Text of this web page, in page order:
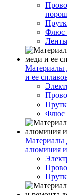
Флюс
Материалы
и ее
Флюс
Материалы
алюминия и